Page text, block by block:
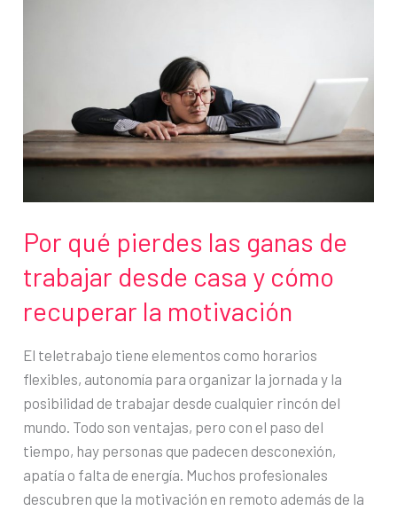
Por qué pierdes las ganas de
trabajar desde casa y cómo
recuperar la motivación
El teletrabajo tiene elementos como horarios
flexibles, autonomía para organizar la jornada y la
posibilidad de trabajar desde cualquier rincón del
mundo. Todo son ventajas, pero con el paso del
tiempo, hay personas que padecen desconexión,
apatía o falta de energía. Muchos profesionales
descubren que la motivación en remoto además de la